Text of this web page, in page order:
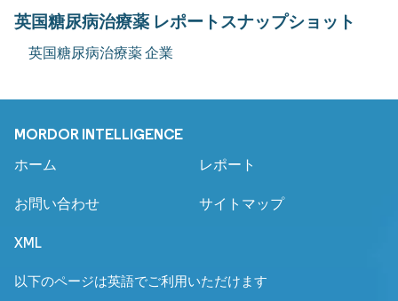
英国糖尿病治療薬 レポートスナップショット
英国糖尿病治療薬 企業
MORDOR INTELLIGENCE
ホーム レポート
お問い合わせ サイトマップ
XML
以下のページは英語でご利用いただけます